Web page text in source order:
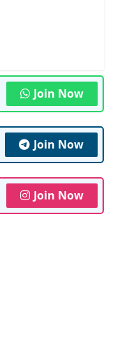
Join Now
Join Now
Join Now